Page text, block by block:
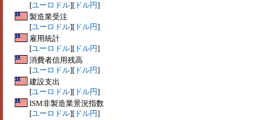
[ユーロドル][ ドル円]
製造業受注
[ユーロドル][ ドル円]
雇用統計
[ユーロドル][ ドル円]
消費者信用残高
[ユーロドル][ ドル円]
建設支出
[ユーロドル][ ドル円]
ISM非製造業景況指数
[ユーロドル][ ドル円]